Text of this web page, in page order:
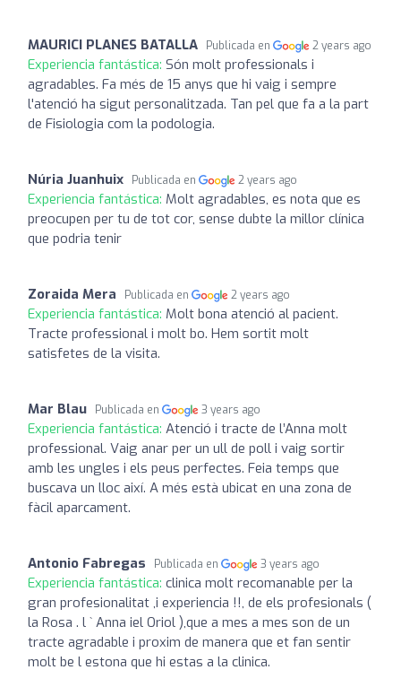
MAURICI PLANES BATALLA Publicada en 2 years ago
Experiencia fantástica: Són molt professionals i
agradables. Fa més de 15 anys que hi vaig i sempre
l'atenció ha sigut personalitzada. Tan pel que fa a la part
de Fisiologia com la podologia.
Núria Juanhuix Publicada en 2 years ago
Experiencia fantástica: Molt agradables, es nota que es
preocupen per tu de tot cor, sense dubte la millor clínica
que podria tenir
Zoraida Mera Publicada en 2 years ago
Experiencia fantástica: Molt bona atenció al pacient.
Tracte professional i molt bo. Hem sortit molt
satisfetes de la visita.
Mar Blau Publicada en 3 years ago
Experiencia fantástica: Atenció i tracte de l’Anna molt
professional. Vaig anar per un ull de poll i vaig sortir
amb les ungles i els peus perfectes. Feia temps que
buscava un lloc així. A més està ubicat en una zona de
fàcil aparcament.
Antonio Fabregas Publicada en 3 years ago
Experiencia fantástica: clinica molt recomanable per la
gran profesionalitat ,i experiencia !!, de els profesionals (
la Rosa . l ` Anna iel Oriol ),que a mes a mes son de un
tracte agradable i proxim de manera que et fan sentir
molt be l estona que hi estas a la clinica.